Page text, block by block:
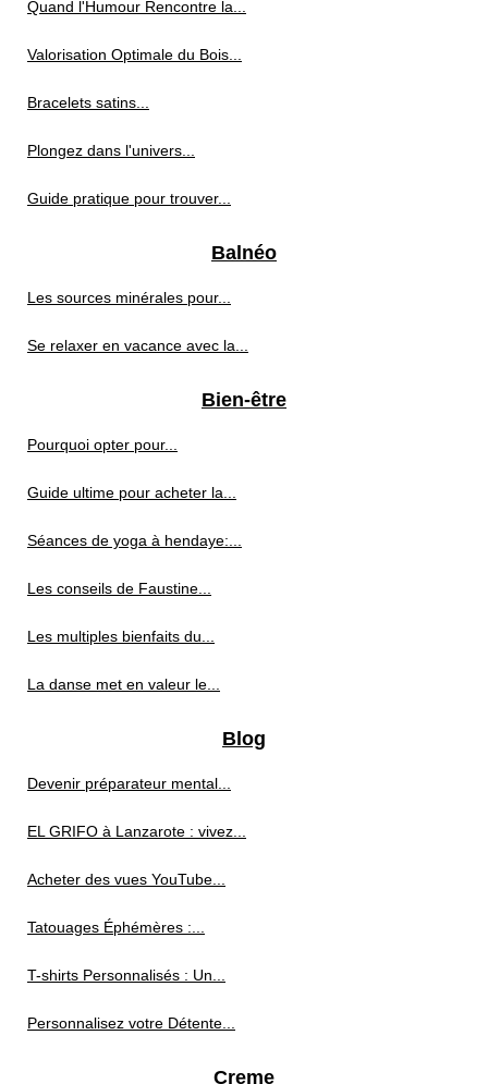
Quand l'Humour Rencontre la...
Valorisation Optimale du Bois...
Bracelets satins...
Plongez dans l'univers...
Guide pratique pour trouver...
Balnéo
Les sources minérales pour...
Se relaxer en vacance avec la...
Bien-être
Pourquoi opter pour...
Guide ultime pour acheter la...
Séances de yoga à hendaye:...
Les conseils de Faustine...
Les multiples bienfaits du...
La danse met en valeur le...
Blog
Devenir préparateur mental...
EL GRIFO à Lanzarote : vivez...
Acheter des vues YouTube...
Tatouages Éphémères :...
T-shirts Personnalisés : Un...
Personnalisez votre Détente...
Creme